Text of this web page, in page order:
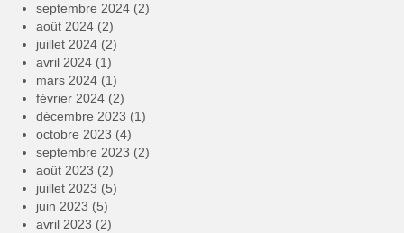
septembre 2024 (2)
août 2024 (2)
juillet 2024 (2)
avril 2024 (1)
mars 2024 (1)
février 2024 (2)
décembre 2023 (1)
octobre 2023 (4)
septembre 2023 (2)
août 2023 (2)
juillet 2023 (5)
juin 2023 (5)
avril 2023 (2)